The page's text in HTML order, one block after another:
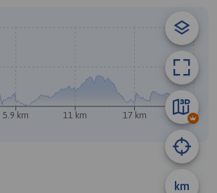
km
5.9 km 11 km 17 km 23 km